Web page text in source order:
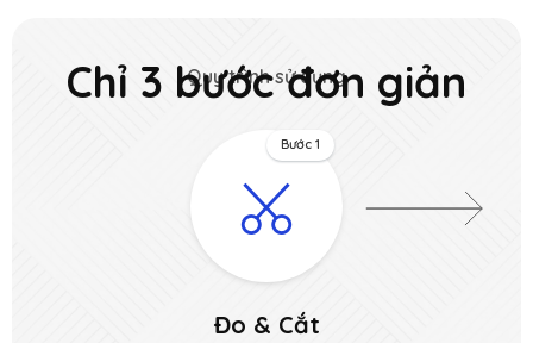
Quy trình sử dụng
Chỉ 3 bước đơn giản
Đo & Cắt
Bước 1